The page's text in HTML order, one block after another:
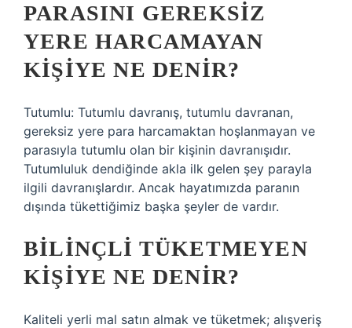
PARASINI GEREKSIZ
YERE HARCAMAYAN
KIŞIYE NE DENIR?
Tutumlu: Tutumlu davranış, tutumlu davranan,
gereksiz yere para harcamaktan hoşlanmayan ve
parasıyla tutumlu olan bir kişinin davranışıdır.
Tutumluluk dendiğinde akla ilk gelen şey parayla
ilgili davranışlardır. Ancak hayatımızda paranın
dışında tükettiğimiz başka şeyler de vardır.
BILINÇLI TÜKETMEYEN
KIŞIYE NE DENIR?
Kaliteli yerli mal satın almak ve tüketmek; alışveriş